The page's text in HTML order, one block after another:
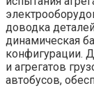
доводка
динамическая
конфигурации.
и агрегатов
автобусов,